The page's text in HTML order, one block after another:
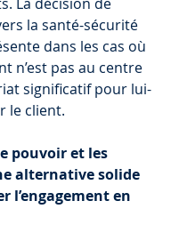
la santé-sécurité
dans les cas où
n’est pas au centre
significatif pour lui-
le client.
pouvoir et les
alternative solide
l’engagement en